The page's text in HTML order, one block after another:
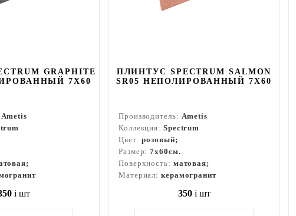
GRAPHITE
7X60
Ametis
i шт
ПЛИНТУС SPECTRUM SALMON
SR05 НЕПОЛИРОВАННЫЙ 7X60
Производитель: Ametis
Коллекция: Spectrum
Цвет:розовый;
Размер:7x60см.
Поверхность: матовая;
Материал: керамогранит
350 i шт